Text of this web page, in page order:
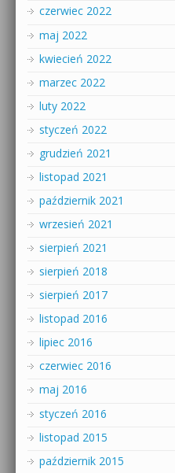
czerwiec 2022
maj 2022
kwiecień 2022
marzec 2022
luty 2022
styczeń 2022
grudzień 2021
listopad 2021
październik 2021
wrzesień 2021
sierpień 2021
sierpień 2018
sierpień 2017
listopad 2016
lipiec 2016
czerwiec 2016
maj 2016
styczeń 2016
listopad 2015
październik 2015